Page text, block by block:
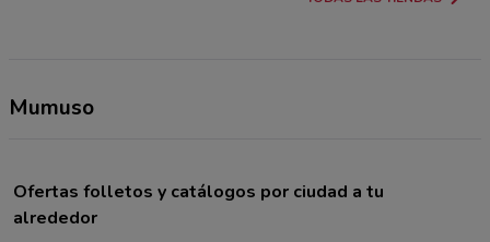
Mumuso
Ofertas folletos y catálogos por ciudad a tu
alrededor